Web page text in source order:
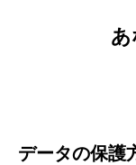
あ
データの保護